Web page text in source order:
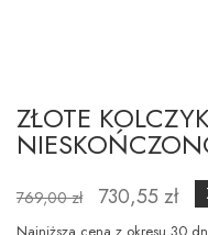
ZŁOTE
769,00 zł 730,55 zł